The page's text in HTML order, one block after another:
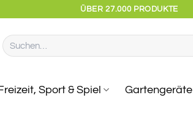
ÜBER 27.000 PRODUKTE
Suchen
nach:
Sport & Spiel Gartengeräte